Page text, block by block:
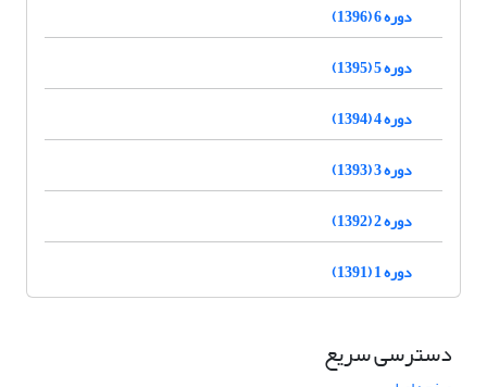
دوره 6 (1396)
دوره 5 (1395)
دوره 4 (1394)
دوره 3 (1393)
دوره 2 (1392)
دوره 1 (1391)
دسترسی سریع